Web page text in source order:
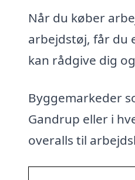
Når du køber
arbejdstøj, får du
kan rådgive dig
Byggemarkeder
Gandrup eller i
overalls til